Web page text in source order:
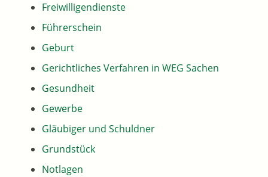
Freiwilligendienste
Führerschein
Geburt
Gerichtliches Verfahren in WEG Sachen
Gesundheit
Gewerbe
Gläubiger und Schuldner
Grundstück
Notlagen